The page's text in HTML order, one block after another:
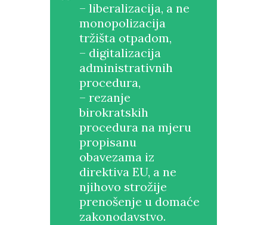
– liberalizacija, a ne
monopolizacija
tržišta otpadom,
– digitalizacija
administrativnih
procedura,
– rezanje
birokratskih
procedura na mjeru
propisanu
obavezama iz
direktiva EU, a ne
njihovo strožije
prenošenje u domaće
zakonodavstvo.